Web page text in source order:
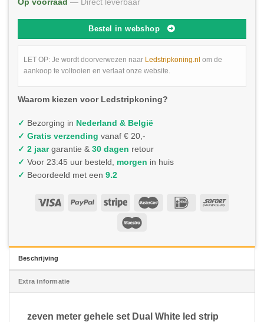
Bestel in webshop
LET OP: Je wordt doorverwezen naar Ledstripkoning.nl om de
aankoop te voltooien en verlaat onze website.
Waarom kiezen voor Ledstripkoning?
✓ Bezorging in Nederland & België
✓ Gratis verzending vanaf € 20,-
✓ 2 jaargarantie & 30 dagen retour
✓ Voor 23:45 uur besteld, morgen in huis
✓ Beoordeeld met een 9.2
Beschrijving
Extra informatie
zeven meter gehele set Dual White led strip